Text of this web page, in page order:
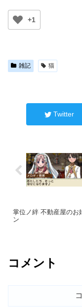
+1
雑記 猫
Twitter
掌位ノ絆 不動産屋のお
ン
コメント